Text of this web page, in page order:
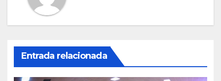
Entrada relacionada